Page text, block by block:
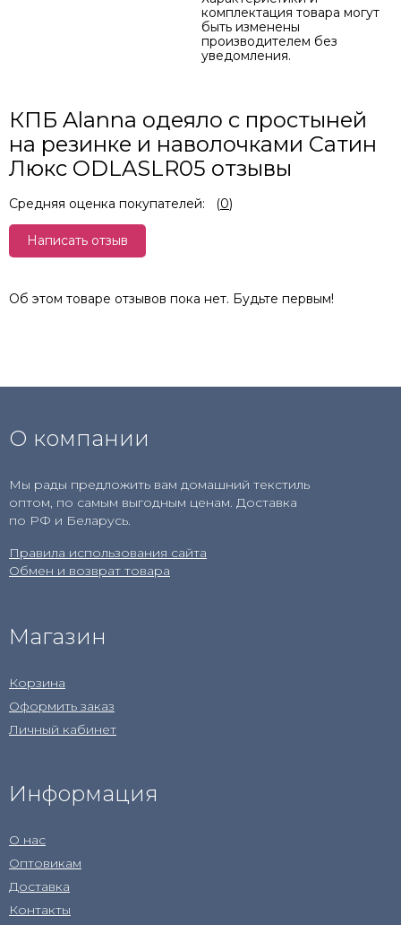
комплектация товара могут
быть изменены
производителем без
уведомления.
КПБ Alanna одеяло с простыней
на резинке и наволочками Сатин
Люкс ODLASLR05 отзывы
Средняя оценка покупателей: (0)
Написать отзыв
Об этом товаре отзывов пока нет. Будьте первым!
О компании
Мы рады предложить вам домашний текстиль
оптом, по самым выгодным ценам. Доставка
по РФ и Беларусь.
Правила использования сайта
Обмен и возврат товара
Магазин
Корзина
Оформить заказ
Личный кабинет
Информация
О нас
Оптовикам
Доставка
Контакты